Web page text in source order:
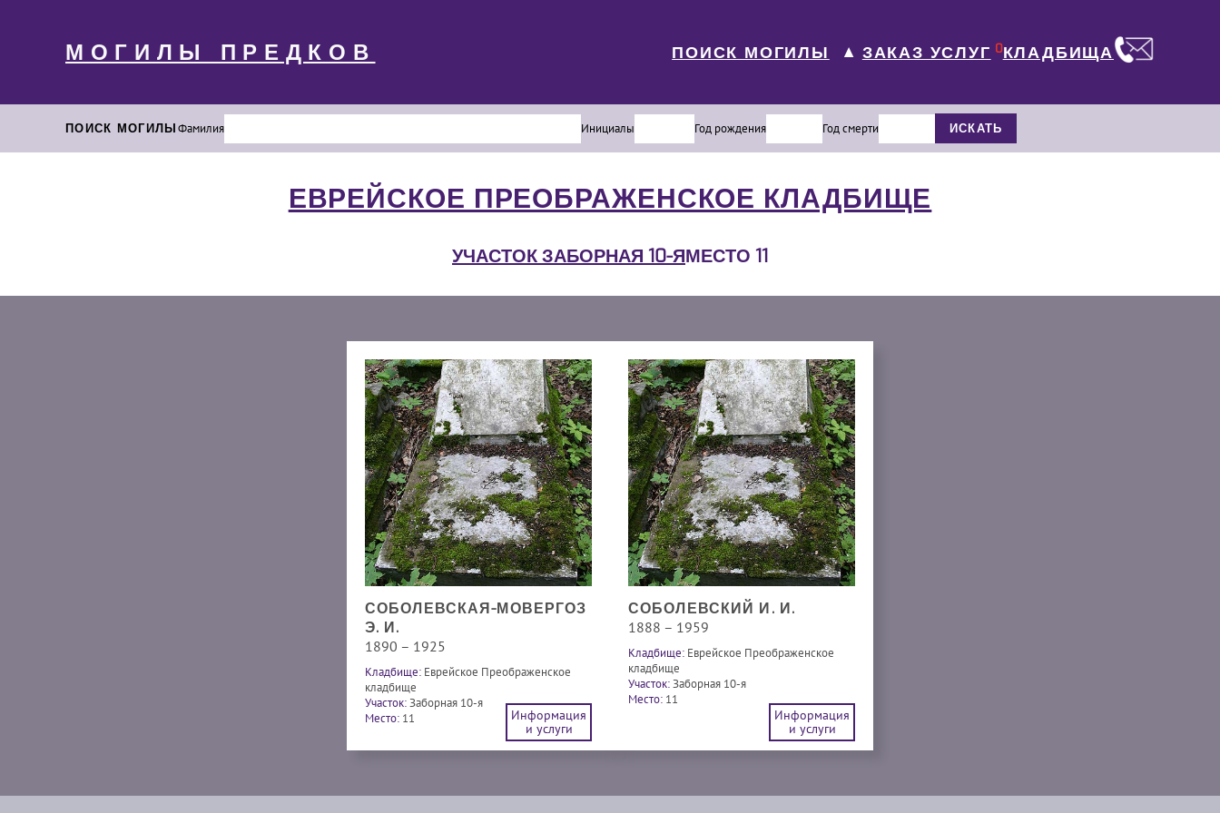
МОГИЛЫ ПРЕДКОВ ПОИСК МОГИЛЫ ▼ ЗАКАЗ УСЛУГ 0КЛАДБИЩА
ПОИСК МОГИЛЫФамилия Инициалы Год рождения Год смерти ИСКАТЬ
ЕВРЕЙСКОЕ ПРЕОБРАЖЕНСКОЕ КЛАДБИЩЕ
УЧАСТОК ЗАБОРНАЯ 10-ЯМЕСТО 11
СОБОЛЕВСКАЯ-МОВЕРГОЗ
Э. И.
1890 – 1925
Кладбище: Еврейское Преображенское
кладбище
Участок:Заборная 10-я
Место: 11
Информация
и услуги
СОБОЛЕВСКИЙ И. И.
1888 – 1959
Кладбище: Еврейское Преображенское
кладбище
Участок:Заборная 10-я
Место: 11
Информация
и услуги